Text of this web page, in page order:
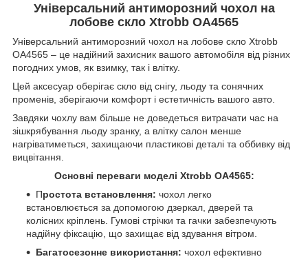
Універсальний антиморозний чохол на
лобове скло Xtrobb OA4565
Універсальний антиморозний чохол на лобове скло Xtrobb
OA4565 – це надійний захисник вашого автомобіля від різних
погодних умов, як взимку, так і влітку.
Цей аксесуар оберігає скло від снігу, льоду та сонячних
променів, зберігаючи комфорт і естетичність вашого авто.
Завдяки чохлу вам більше не доведеться витрачати час на
зішкрябування льоду зранку, а влітку салон менше
нагріватиметься, захищаючи пластикові деталі та оббивку від
вицвітання.
Основні переваги моделі Xtrobb OA4565:
Простота встановлення: чохол легко
встановлюється за допомогою дзеркал, дверей та
колісних кріплень. Гумові стрічки та гачки забезпечують
надійну фіксацію, що захищає від здування вітром.
Багатосезонне використання: чохол ефективно